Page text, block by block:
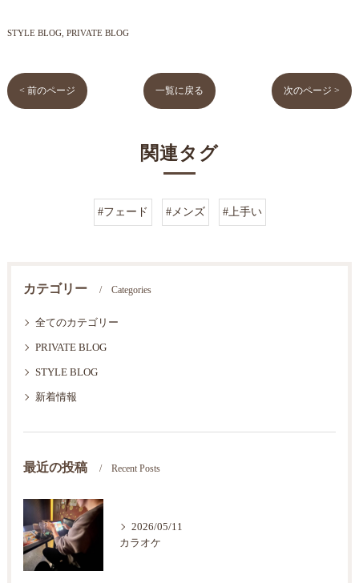
STYLE BLOG PRIVATE BLOG
< 前のページ 一覧に戻る 次のページ >
関連タグ
#フェード #メンズ #上手い
カテゴリー Categories
全てのカテゴリー
PRIVATE BLOG
STYLE BLOG
新着情報
最近の投稿 Recent Posts
2026/05/11
カラオケ